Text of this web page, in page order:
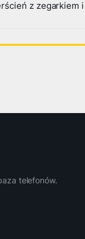
z zegarkiem i
telefonów.